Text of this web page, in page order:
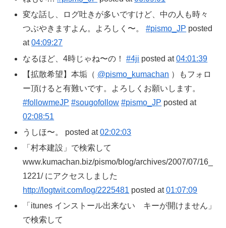
変な話し、ログ吐きが多いですけど、中の人も時々
つぶやきますよん。よろしく〜。#pismo_JP posted
at04:09:27
なるほど、4時じゃね〜の！#4ji posted at04:01:39
【拡散希望】本垢（ @pismo_kumachan ）もフォロ
ー頂けると有難いです。よろしくお願いします。
#followmeJP #sougofollow #pismo_JP posted at
02:08:51
うしほ〜。 posted at02:02:03
「村本建設」で検索して
www.kumachan.biz/pismo/blog/archives/2007/07/16_
1221/ にアクセスしました
http://logtwit.com/log/2225481 posted at01:07:09
「itunes インストール出来ない キーが開けません」
で検索して